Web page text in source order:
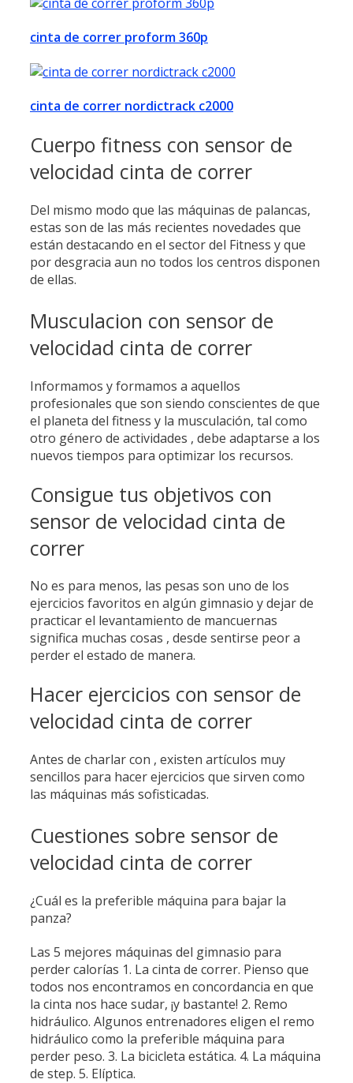
cinta de correr proform 360p
cinta de correr nordictrack c2000
Cuerpo fitness con sensor de
velocidad cinta de correr
Del mismo modo que las máquinas de palancas,
estas son de las más recientes novedades que
están destacando en el sector del Fitness y que
por desgracia aun no todos los centros disponen
de ellas.
Musculacion con sensor de
velocidad cinta de correr
Informamos y formamos a aquellos
profesionales que son siendo conscientes de que
el planeta del fitness y la musculación, tal como
otro género de actividades , debe adaptarse a los
nuevos tiempos para optimizar los recursos.
Consigue tus objetivos con
sensor de velocidad cinta de
correr
No es para menos, las pesas son uno de los
ejercicios favoritos en algún gimnasio y dejar de
practicar el levantamiento de mancuernas
significa muchas cosas , desde sentirse peor a
perder el estado de manera.
Hacer ejercicios con sensor de
velocidad cinta de correr
Antes de charlar con , existen artículos muy
sencillos para hacer ejercicios que sirven como
las máquinas más sofisticadas.
Cuestiones sobre sensor de
velocidad cinta de correr
¿Cuál es la preferible máquina para bajar la
panza?
Las 5 mejores máquinas del gimnasio para
perder calorías 1. La cinta de correr. Pienso que
todos nos encontramos en concordancia en que
la cinta nos hace sudar, ¡y bastante! 2. Remo
hidráulico. Algunos entrenadores eligen el remo
hidráulico como la preferible máquina para
perder peso. 3. La bicicleta estática. 4. La máquina
de step. 5. Elíptica.